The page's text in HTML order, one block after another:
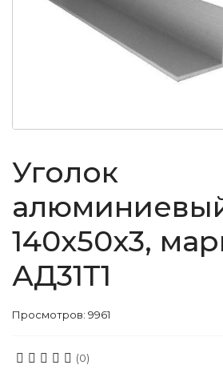
Уголок
140x50x3,
АД31Т1
Просмотров: 9961
(0)